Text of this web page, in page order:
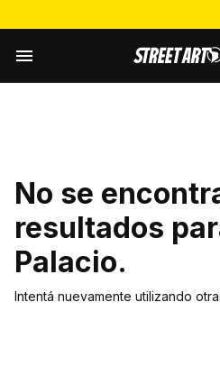
No se
resultados
Palacio.
Intentá nuevamente utilizando